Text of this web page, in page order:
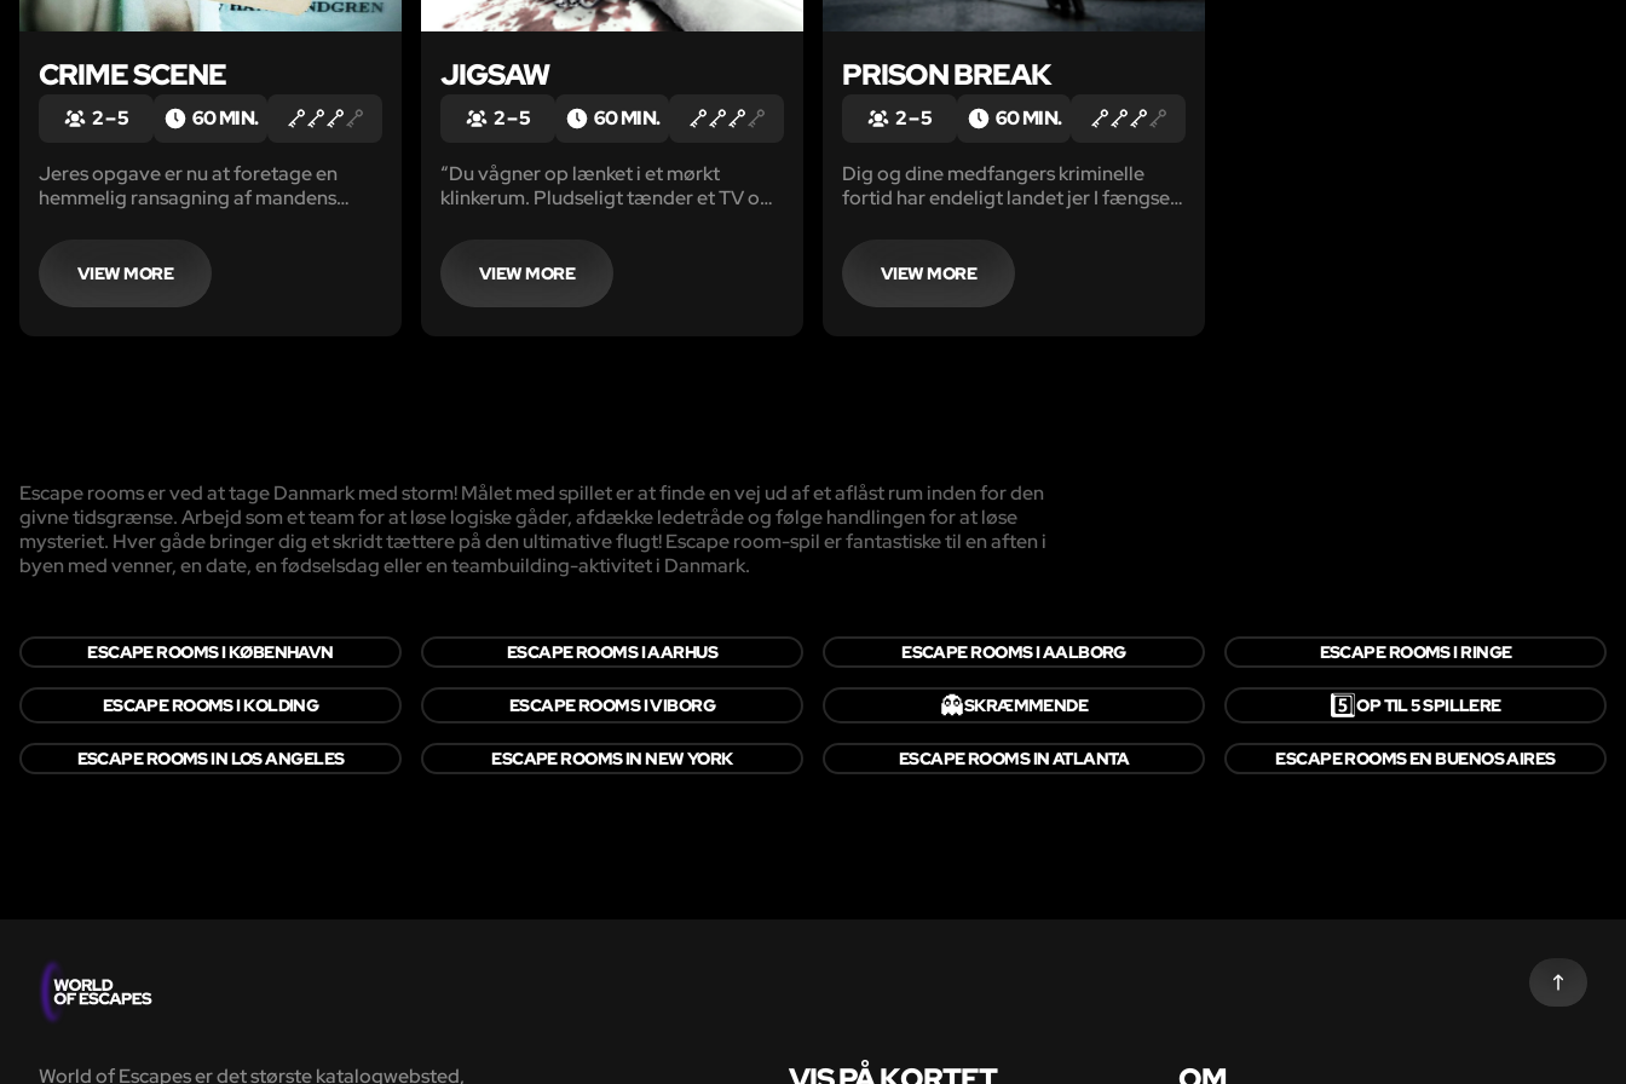
CRIME SCENE
2 – 5 60 MIN.
Jeres opgave er nu at foretage en
hemmelig ransagning af mandens
VIEW MORE
JIGSAW
2 – 5 60 MIN.
“Du vågner op lænket i et mørkt
klinkerum. Pludseligt tænder et TV og
del af et spil - et spil om overlevelse..."
VIEW MORE
PRISON BREAK
2 – 5 60 MIN.
Dig og dine medfangers kriminelle
fortid har endeligt landet jer I fængsel.
privatfængslet 'Willoway', som er et
berygtet sted med dårlige forhold,
hvor fanger mishandles for profit.
VIEW MORE
Escape rooms er ved at tage Danmark med storm! Målet med spillet er at finde en vej ud af et aflåst rum inden for den
givne tidsgrænse. Arbejd som et team for at løse logiske gåder, afdække ledetråde og følge handlingen for at løse
mysteriet. Hver gåde bringer dig et skridt tættere på den ultimative flugt! Escape room-spil er fantastiske til en aften i
byen med venner, en date, en fødselsdag eller en teambuilding-aktivitet i Danmark.
ESCAPE ROOMS I KØBENHAVN ESCAPE ROOMS I AARHUS ESCAPE ROOMS I AALBORG ESCAPE ROOMS I RINGE
ESCAPE ROOMS I KOLDING ESCAPE ROOMS I VIBORG 👻SKRÆMMENDE 5️⃣OP TIL 5 SPILLERE
ESCAPE ROOMS IN LOS ANGELES ESCAPE ROOMS IN NEW YORK ESCAPE ROOMS IN ATLANTA ESCAPE ROOMS EN BUENOS AIRES
World of Escapes er det største katalogwebsted,